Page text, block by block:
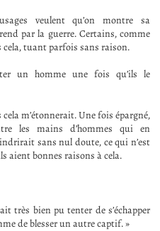
veulent qu’on montre sa
par la guerre. Certains, comme
cela, tuant parfois sans raison.
un homme une fois qu’ils le
m’étonnerait. Une fois épargné,
les mains d’hommes qui en
sans nul doute, ce qui n’est
aient bonnes raisons à cela.
très bien pu tenter de s’échapper
de blesser un autre captif. »